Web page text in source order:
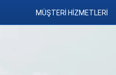
MÜŞTERİ HİZMETLERİ